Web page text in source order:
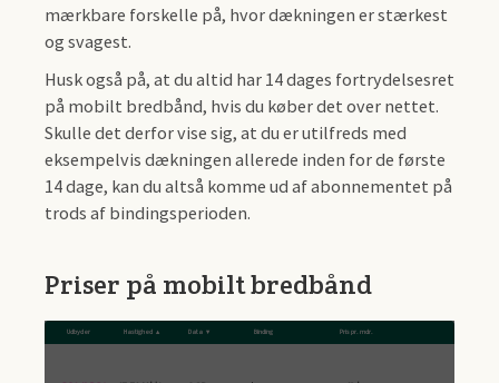
mærkbare forskelle på, hvor dækningen er stærkest
og svagest.
Husk også på, at du altid har 14 dages fortrydelsesret
på mobilt bredbånd, hvis du køber det over nettet.
Skulle det derfor vise sig, at du er utilfreds med
eksempelvis dækningen allerede inden for de første
14 dage, kan du altså komme ud af abonnementet på
trods af bindingsperioden.
Priser på mobilt bredbånd
Udbyder Hastighed Data Binding Pris pr. mdr.